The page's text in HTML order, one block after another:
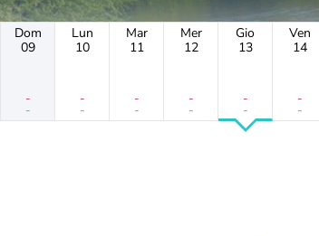
Dom
09
-
-
Lun
10
-
-
Mar
11
-
-
Mer
12
-
-
Gio
13
-
-
Ven
14
-
-